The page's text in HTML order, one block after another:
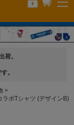
荷。
。
ボTシャツ (デザインB)